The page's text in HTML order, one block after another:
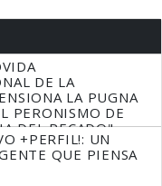
DE LA
LA PUGNA
PERONISMO DE
DEL PECADO"
+PERFIL!: UN
QUE PIENSA